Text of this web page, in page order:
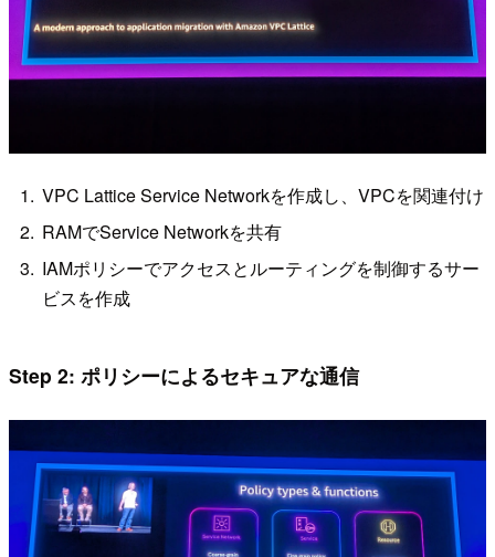
VPC Lattice Service Networkを作成し、VPCを関連付け
RAMでService Networkを共有
IAMポリシーでアクセスとルーティングを制御するサー
ビスを作成
Step 2: ポリシーによるセキュアな通信